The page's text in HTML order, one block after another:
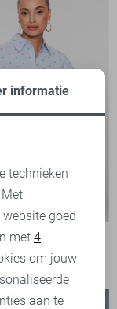
informatie
technieken
goed
met 4
om jouw
aan te